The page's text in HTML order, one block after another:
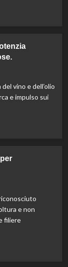
vino e dell’olio
e impulso sui
e non
filiere